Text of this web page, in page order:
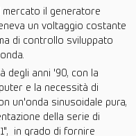
mercato il generatore
un voltaggio costante
di controllo sviluppato
degli anni '90, con la
e la necessità di
un'onda sinusoidale pura,
della serie di
in grado di fornire